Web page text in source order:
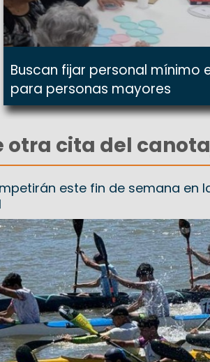
Buscan fijar personal mínimo
para personas mayores
otra cita del
este fin de semana en